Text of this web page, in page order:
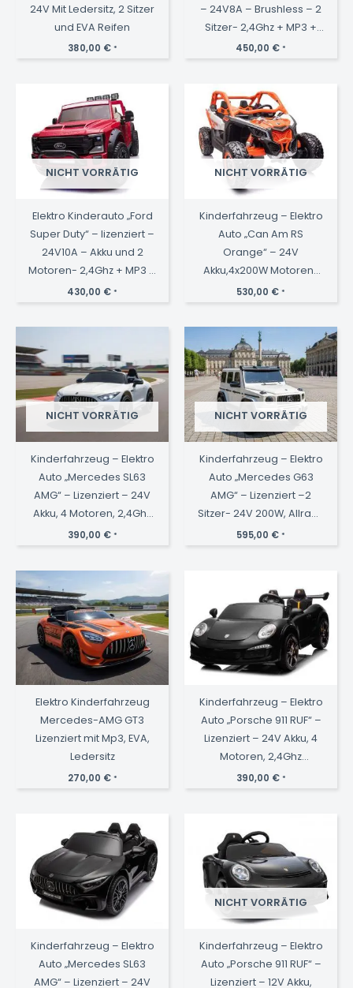
24V Mit Ledersitz, 2 Sitzer
und EVA Reifen
380,00 € *
– 24V8A – Brushless – 2
Sitzer- 2,4Ghz + MP3 +
Leder + EVA Lackiert
450,00 € *
NICHT VORRÄTIG
Elektro Kinderauto „Ford
Super Duty“ – lizenziert –
24V10A – Akku und 2
Motoren- 2,4Ghz + MP3 +
Leder + EVA -Rot
430,00 € *
NICHT VORRÄTIG
Kinderfahrzeug – Elektro
Auto „Can Am RS
Orange“ – 24V
Akku,4x200W Motoren-
2,4Ghz, Allrad+2
530,00 € *
NICHT VORRÄTIG
Kinderfahrzeug – Elektro
Auto „Mercedes SL63
AMG“ – Lizenziert – 24V
Akku, 4 Motoren, 2,4Ghz
Fernsteuerung,
Lackiert Weiss
390,00 € *
NICHT VORRÄTIG
Kinderfahrzeug – Elektro
Auto „Mercedes G63
AMG“ – Lizenziert –2
Sitzer- 24V 200W, Allrad-
2,4Ghz,
595,00 € *
Elektro Kinderfahrzeug
Mercedes-AMG GT3
Lizenziert mit Mp3, EVA,
Ledersitz
270,00 € *
Kinderfahrzeug – Elektro
Auto „Porsche 911 RUF“ –
Lizenziert – 24V Akku, 4
Motoren, 2,4Ghz
Fernsteuerung,
390,00 € *
Kinderfahrzeug – Elektro
Auto „Mercedes SL63
AMG“ – Lizenziert – 24V
NICHT VORRÄTIG
Kinderfahrzeug – Elektro
Auto „Porsche 911 RUF“ –
Lizenziert – 12V Akku,